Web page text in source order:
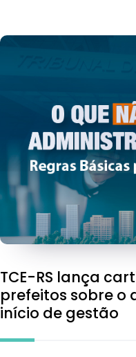
TCE-RS lança
prefeitos sobre o
início de gestão